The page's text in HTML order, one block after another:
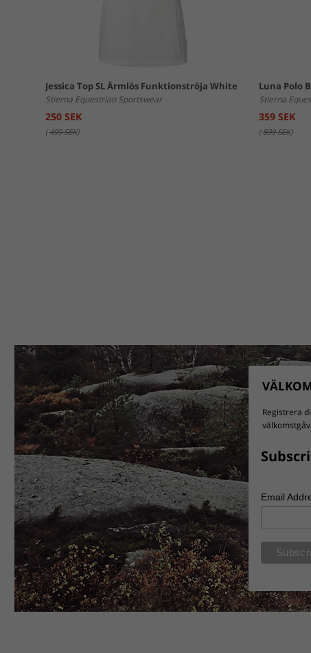
Jessica Top SL Ärmlös Funktionströja White
Stierna Equestrian Sportswear
250 SEK
(499 SEK)
Luna Polo
Stierna
359 SEK
(599 SEK)
Registrera
Email